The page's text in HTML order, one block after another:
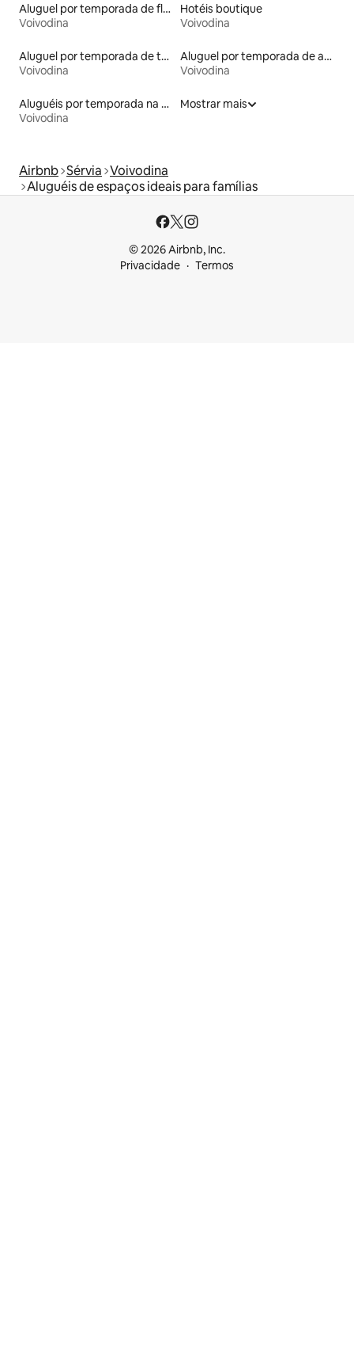
Aluguel por temporada de flats
Voivodina
Hotéis boutique
Voivodina
Aluguel por temporada de townhouses
Voivodina
Aluguel por temporada de apart-hotéis
Voivodina
Aluguéis por temporada na orla
Voivodina
Mostrar mais
Airbnb Sérvia Voivodina
Aluguéis de espaços ideais para famílias
© 2026 Airbnb, Inc.
Privacidade
Termos